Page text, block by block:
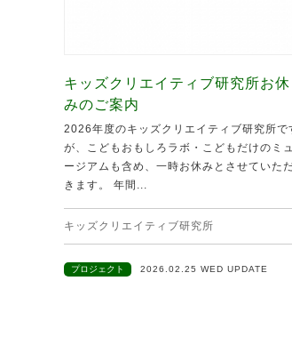
キッズクリエイティブ研究所お休
みのご案内
2026年度のキッズクリエイティブ研究所で
が、こどもおもしろラボ・こどもだけのミュ
ージアムも含め、一時お休みとさせていた
きます。 年間...
キッズクリエイティブ研究所
プロジェクト 2026.02.25 WED UPDATE